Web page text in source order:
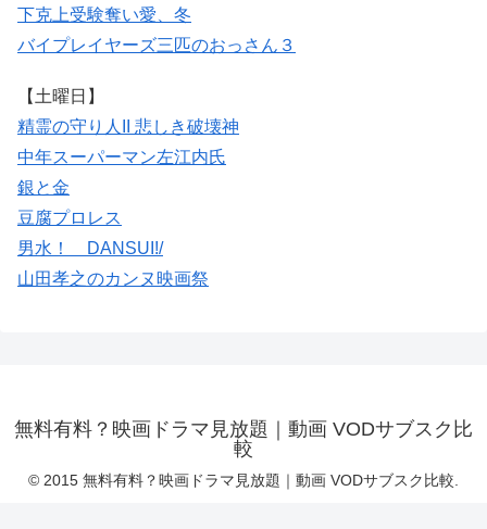
下克上受験奪い愛、冬
バイプレイヤーズ三匹のおっさん３
【土曜日】
精霊の守り人II 悲しき破壊神
中年スーパーマン左江内氏
銀と金
豆腐プロレス
男水！ DANSUI!/
山田孝之のカンヌ映画祭
無料有料？映画ドラマ見放題｜動画 VODサブスク比
較
© 2015 無料有料？映画ドラマ見放題｜動画 VODサブスク比較.